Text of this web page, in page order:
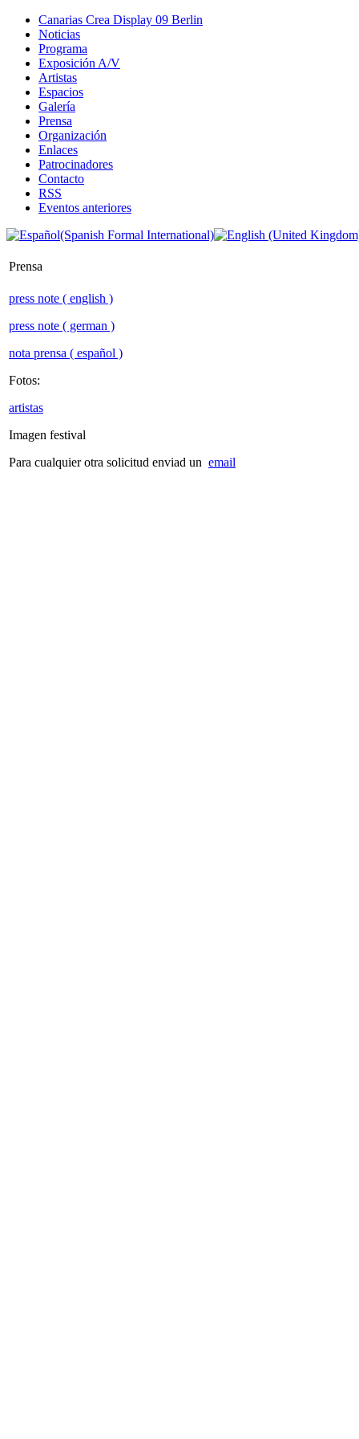
Canarias Crea Display 09 Berlin
Noticias
Programa
Exposición A/V
Artistas
Espacios
Galería
Prensa
Organización
Enlaces
Patrocinadores
Contacto
RSS
Eventos anteriores
Prensa
press note ( english )
press note ( german )
nota prensa ( español )
Fotos:
artistas
Imagen festival
Para cualquier otra solicitud enviad un email